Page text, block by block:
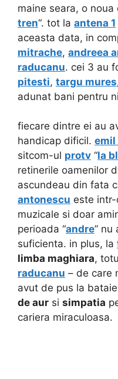
maine seara, o noua
tren“. tot la antena 1
aceasta data, in
mitrache, andreea
raducanu. cei 3 au
pitesti, targu mures
adunat bani pentru
fiecare dintre ei au
handicap dificil. emil
sitcom-ul protv “la
retinerile oamenilor
ascundeau din fata
antonescu este
muzicale si doar
perioada “andre” nu
suficienta. in plus, la
limba maghiara,
raducanu – de care
avut de pus la
de aur si simpatia
cariera miraculoasa.